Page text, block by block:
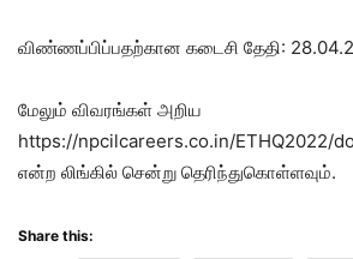
விண்ணப்பிப்பதற்கான கடைசி தேதி:
மேலும் விவரங்கள் அறிய
https://npcilcareers.co.in/ETHQ2022/
என்ற லிங்கில் சென்று தெரிந்துகொள்ளவும்.
Share this: